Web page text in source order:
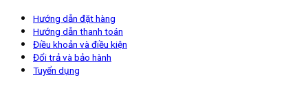
Hướng dẫn đặt hàng
Hướng dẫn thanh toán
Điều khoản và điều kiện
Đổi trả và bảo hành
Tuyển dụng